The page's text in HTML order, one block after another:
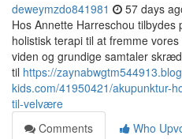
deweymzdo841981 57 days
Hos Annette Harreschou
holistisk terapi til at fremme
viden og grundige samtaler
til https://
kids.com/41950421/akupunktur-
til-velvære
Comments
Who